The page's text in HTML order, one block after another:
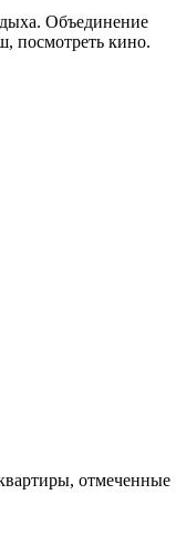
Объединение
посмотреть кино.
отмеченные